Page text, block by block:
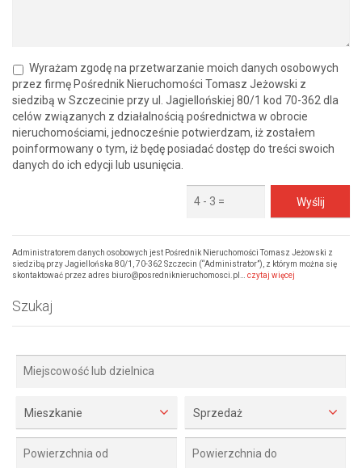
Wyrażam zgodę na przetwarzanie moich danych osobowych
przez firmę Pośrednik Nieruchomości Tomasz Jeżowski z
siedzibą w Szczecinie przy ul. Jagiellońskiej 80/1 kod 70-362 dla
celów związanych z działalnością pośrednictwa w obrocie
nieruchomościami, jednocześnie potwierdzam, iż zostałem
poinformowany o tym, iż będę posiadać dostęp do treści swoich
danych do ich edycji lub usunięcia.
Administratorem danych osobowych jest Pośrednik Nieruchomości Tomasz Jeżowski z
siedzibą przy Jagiellońska 80/1, 70-362 Szczecin (“Administrator”), z którym można się
skontaktować przez adres biuro@posredniknieruchomosci.pl… czytaj więcej
Szukaj
Mieszkanie Sprzedaż